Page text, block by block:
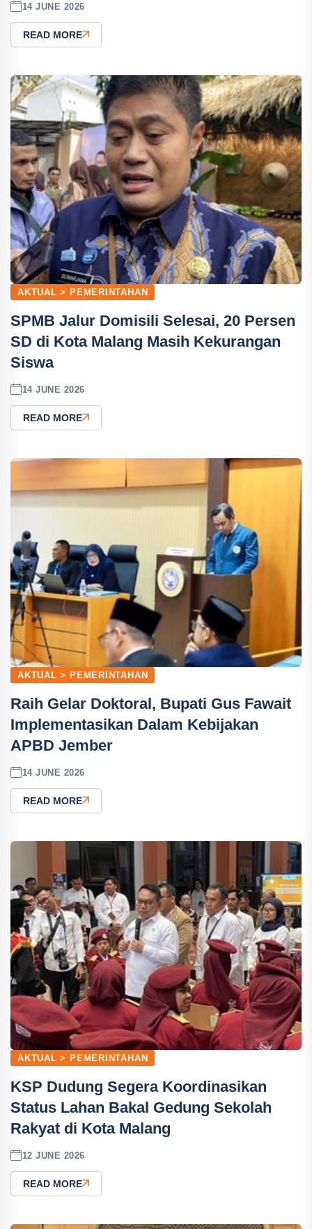
14 JUNE 2026
READ MORE
AKTUAL > PEMERINTAHAN
SPMB Jalur Domisili Selesai, 20 Persen
SD di Kota Malang Masih Kekurangan
Siswa
14 JUNE 2026
READ MORE
AKTUAL > PEMERINTAHAN
Raih Gelar Doktoral, Bupati Gus Fawait
Implementasikan Dalam Kebijakan
APBD Jember
14 JUNE 2026
READ MORE
AKTUAL > PEMERINTAHAN
KSP Dudung Segera Koordinasikan
Status Lahan Bakal Gedung Sekolah
Rakyat di Kota Malang
12 JUNE 2026
READ MORE